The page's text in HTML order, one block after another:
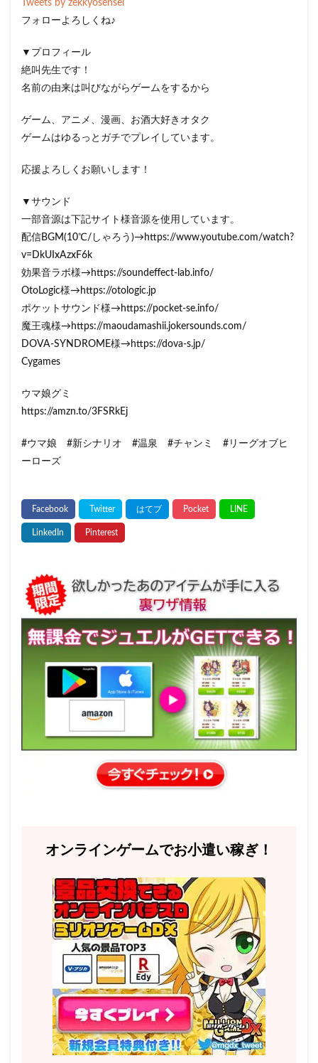
Tweets by zekkyosensei
フォローよろしくね♪
▼プロフィール
絶叫先生です！
名前の由来は叫びながらゲームをするから
ゲーム、アニメ、漫画、お酒大好きオタク
ゲームはゆるっとガチでプレイしています。
応援よろしくお願いします！
▼サウンド
一部音源は下記サイト様音源を使用しています。
配信BGM(10℃/しゃろう)→https://www.youtube.com/watch?
v=DkUIxAzxF6k
効果音ラボ様→https://soundeffect-lab.info/
OtoLogic様→https://otologic.jp
ポケットサウンド様→https://pocket-se.info/
魔王魂様→https://maoudamashii.jokersounds.com/
DOVA-SYNDROME様→https://dova-s.jp/
Cygames
ウマ娘グミ
https://amzn.to/3FSRkEj
#ウマ娘 #新シナリオ #温泉 #チャンミ #リーグオブヒ
ーローズ
オンラインゲームでお小遣い稼ぎ！